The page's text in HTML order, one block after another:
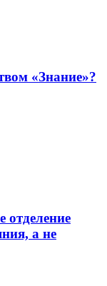
«Знание»?
отделение
а не